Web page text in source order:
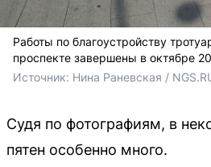
Работы по благоустройству
проспекте завершены в октябре
Источник: Нина Раневская /
Судя по фотографиям, в
пятен особенно много.